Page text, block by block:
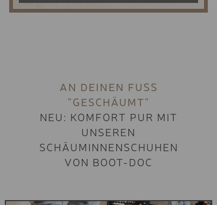
SKIKURS-PACKAGE 5
RACE FULL SERVICE
STANDARD SERVICE
STANDARD SERVICE
LANGLAUF KLASSISCH
AN DEINEN FUSS "
GESCHÄUMT"
NEU: KOMFORT PUR MIT
UNSEREN
SCHÄUMINNENSCHUHEN
VON BOOT-DOC